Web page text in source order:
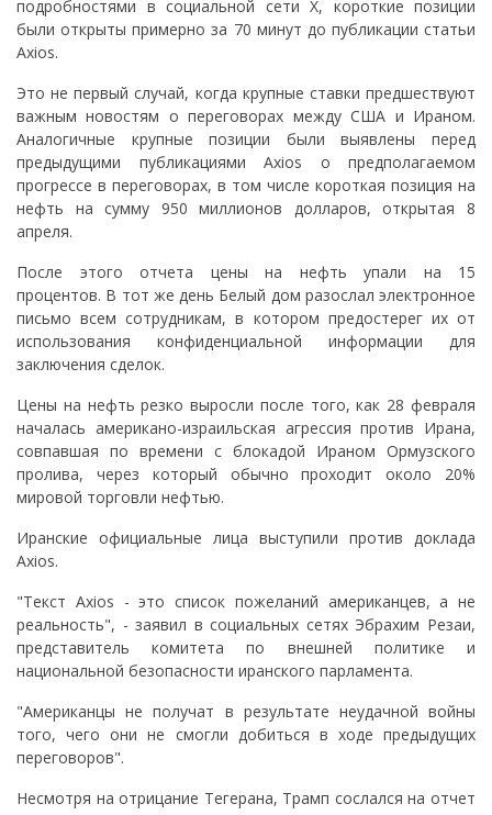
подробностями в социальной сети X, короткие позиции
были открыты примерно за 70 минут до публикации статьи
Axios.
Это не первый случай, когда крупные ставки предшествуют
важным новостям о переговорах между США и Ираном.
Аналогичные крупные позиции были выявлены перед
предыдущими публикациями Axios о предполагаемом
прогрессе в переговорах, в том числе короткая позиция на
нефть на сумму 950 миллионов долларов, открытая 8
апреля.
После этого отчета цены на нефть упали на 15
процентов. В тот же день Белый дом разослал электронное
письмо всем сотрудникам, в котором предостерег их от
использования конфиденциальной информации для
заключения сделок.
Цены на нефть резко выросли после того, как 28 февраля
началась американо-израильская агрессия против Ирана,
совпавшая по времени с блокадой Ираном Ормузского
пролива, через который обычно проходит около 20%
мировой торговли нефтью.
Иранские официальные лица выступили против доклада
Axios.
"Текст Axios - это список пожеланий американцев, а не
реальность", - заявил в социальных сетях Эбрахим Резаи,
представитель комитета по внешней политике и
национальной безопасности иранского парламента.
"Американцы не получат в результате неудачной войны
того, чего они не смогли добиться в ходе предыдущих
переговоров".
Несмотря на отрицание Тегерана, Трамп сослался на отчет